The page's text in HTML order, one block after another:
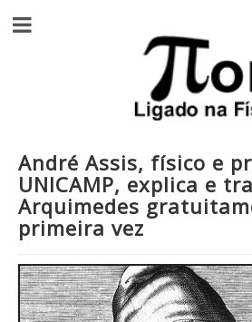
André Assis, físico e
UNICAMP, explica e
Arquimedes
primeira vez